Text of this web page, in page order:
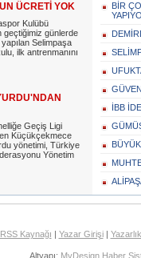
ÜCRETİ YOK
Kulübü
geçtiğimiz günlerde
Selimpaşa
ilk antrenmanını
Geçiş Ligi
Küçükçekmece
yönetimi, Türkiye
Yönetim
BİR
İBB
RSS Kaynağı | Yazar Girişi|
Altyapı: MyDesign Haber